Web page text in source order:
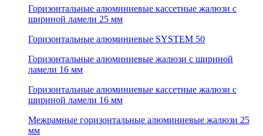
Горизонтальные алюминиевые кассетные жалюзи с
шириной ламели 25 мм
Горизонтальные алюминиевые SYSTEM 50
Горизонтальные алюминиевые жалюзи с шириной
ламели 16 мм
Горизонтальные алюминиевые кассетные жалюзи с
шириной ламели 16 мм
Межрамные горизонтальные алюминиевые жалюзи 25
мм